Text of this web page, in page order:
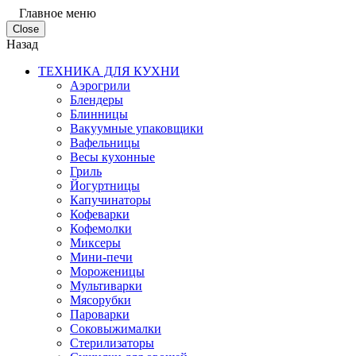
Главное меню
Close
Назад
ТЕХНИКА ДЛЯ КУХНИ
Аэрогрили
Блендеры
Блинницы
Вакуумные упаковщики
Вафельницы
Весы кухонные
Гриль
Йогуртницы
Капучинаторы
Кофеварки
Кофемолки
Миксеры
Мини-печи
Мороженицы
Мультиварки
Мясорубки
Пароварки
Соковыжималки
Стерилизаторы